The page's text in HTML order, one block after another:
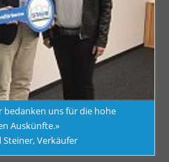
bedanken uns für die hohe
Auskünfte.»
Steiner, Verkäufer